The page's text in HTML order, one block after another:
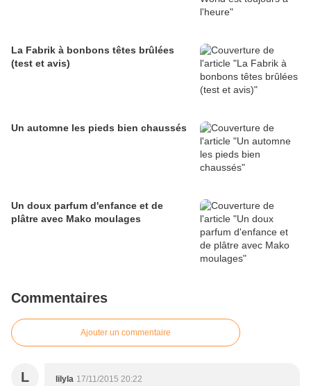
La Fabrik à bonbons têtes brûlées
(test et avis)
Un automne les pieds bien chaussés
Un doux parfum d'enfance et de
plâtre avec Mako moulages
Commentaires
Ajouter un commentaire
L lilyla 17/11/2015 20:22